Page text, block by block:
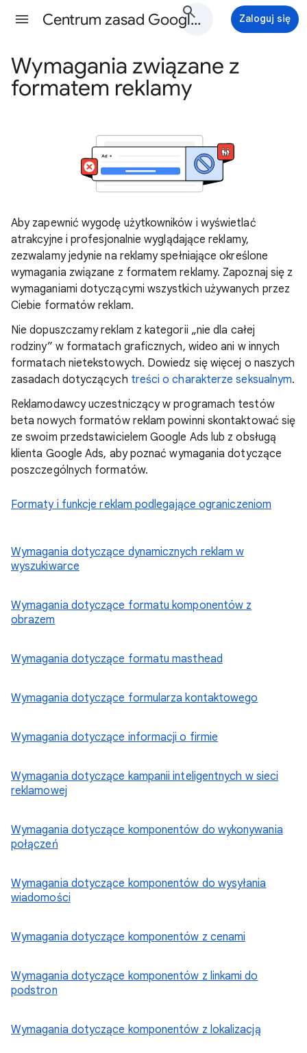
Centrum zasad Google Ads - Pomoc Zaloguj się
Wymagania związane z
formatem reklamy
Aby zapewnić wygodę użytkowników i wyświetlać
atrakcyjne i profesjonalnie wyglądające reklamy,
zezwalamy jedynie na reklamy spełniające określone
wymagania związane z formatem reklamy. Zapoznaj się z
wymaganiami dotyczącymi wszystkich używanych przez
Ciebie formatów reklam.
Nie dopuszczamy reklam z kategorii „nie dla całej
rodziny” w formatach graficznych, wideo ani w innych
formatach nietekstowych. Dowiedz się więcej o naszych
zasadach dotyczących treści o charakterze seksualnym.
Reklamodawcy uczestniczący w programach testów
beta nowych formatów reklam powinni skontaktować się
ze swoim przedstawicielem Google Ads lub z obsługą
klienta Google Ads, aby poznać wymagania dotyczące
poszczególnych formatów.
Formaty i funkcje reklam podlegające ograniczeniom
Wymagania dotyczące dynamicznych reklam w
wyszukiwarce
Wymagania dotyczące formatu komponentów z
obrazem
Wymagania dotyczące formatu masthead
Wymagania dotyczące formularza kontaktowego
Wymagania dotyczące informacji o firmie
Wymagania dotyczące kampanii inteligentnych w sieci
reklamowej
Wymagania dotyczące komponentów do wykonywania
połączeń
Wymagania dotyczące komponentów do wysyłania
wiadomości
Wymagania dotyczące komponentów z cenami
Wymagania dotyczące komponentów z linkami do
podstron
Wymagania dotyczące komponentów z lokalizacją